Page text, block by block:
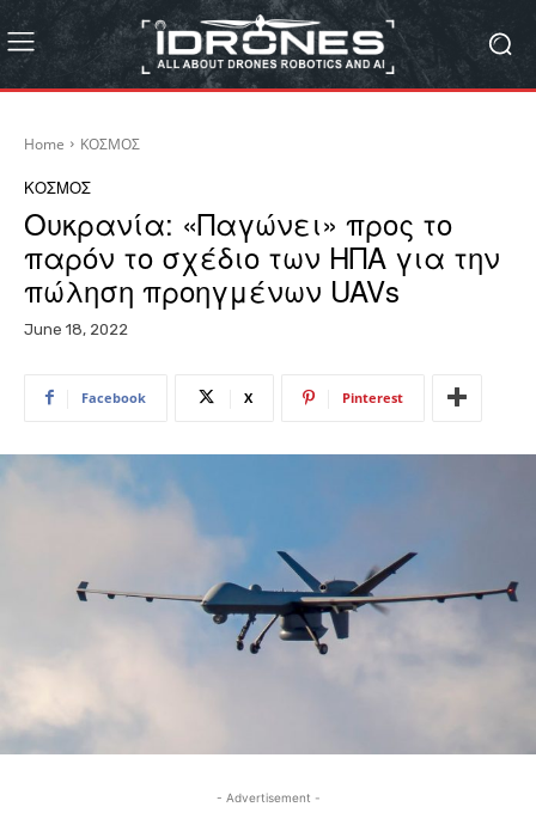
Home ΚΟΣΜΟΣ
ΚΟΣΜΟΣ
Ουκρανία: «Παγώνει» προς το
παρόν το σχέδιο των ΗΠΑ για την
πώληση προηγμένων UAVs
June 18, 2022
Facebook X Pinterest
- Advertisement -